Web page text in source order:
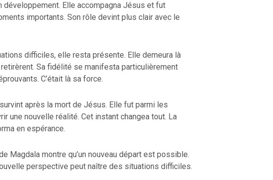
développement. Elle accompagna Jésus et fut
importants. Son rôle devint plus clair avec le
difficiles, elle resta présente. Elle demeura là
retirèrent. Sa fidélité se manifesta particulièrement
C’était là sa force.
après la mort de Jésus. Elle fut parmi les
une nouvelle réalité. Cet instant changea tout. La
en espérance.
Magdala montre qu’un nouveau départ est possible.
perspective peut naître des situations difficiles.